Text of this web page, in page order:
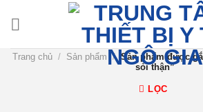
dungTrang chủ / Sản phẩm / Sản phẩm được
sỏi thận”
LỌC